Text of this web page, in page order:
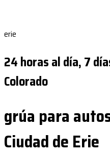
erie
24 horas al día, 7
Colorado
grúa para
Ciudad de Erie